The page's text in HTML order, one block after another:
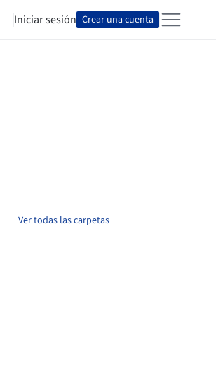
Iniciar sesión Crear una cuenta
Ver todas las carpetas